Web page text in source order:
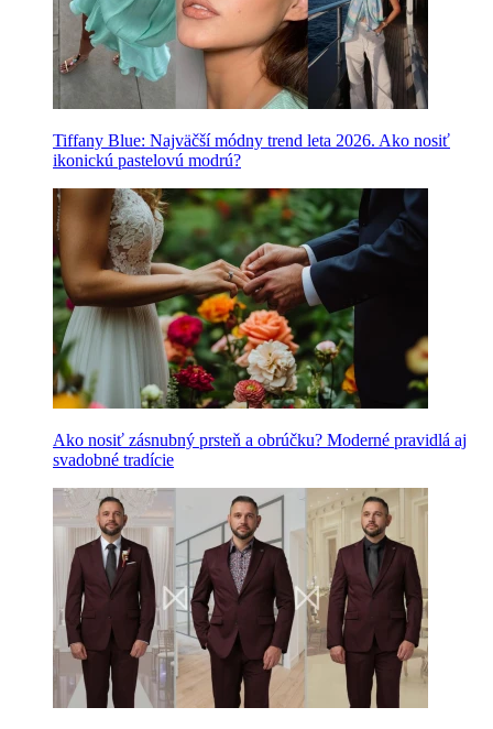
Tiffany Blue: Najväčší módny trend leta 2026. Ako nosiť
ikonickú pastelovú modrú?
Ako nosiť zásnubný prsteň a obrúčku? Moderné pravidlá aj
svadobné tradície